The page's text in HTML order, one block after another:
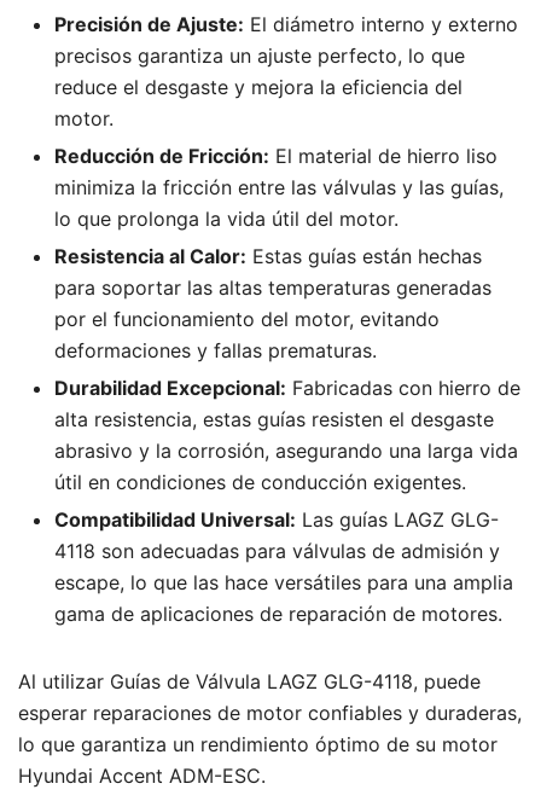
Precisión de Ajuste: El diámetro interno y externo
precisos garantiza un ajuste perfecto, lo que
reduce el desgaste y mejora la eficiencia del
motor.
Reducción de Fricción: El material de hierro liso
minimiza la fricción entre las válvulas y las guías,
lo que prolonga la vida útil del motor.
Resistencia al Calor: Estas guías están hechas
para soportar las altas temperaturas generadas
por el funcionamiento del motor, evitando
deformaciones y fallas prematuras.
Durabilidad Excepcional: Fabricadas con hierro de
alta resistencia, estas guías resisten el desgaste
abrasivo y la corrosión, asegurando una larga vida
útil en condiciones de conducción exigentes.
Compatibilidad Universal: Las guías LAGZ GLG-
4118 son adecuadas para válvulas de admisión y
escape, lo que las hace versátiles para una amplia
gama de aplicaciones de reparación de motores.
Al utilizar Guías de Válvula LAGZ GLG-4118, puede
esperar reparaciones de motor confiables y duraderas,
lo que garantiza un rendimiento óptimo de su motor
Hyundai Accent ADM-ESC.